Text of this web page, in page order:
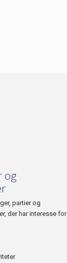
og
partier og
der har interesse for